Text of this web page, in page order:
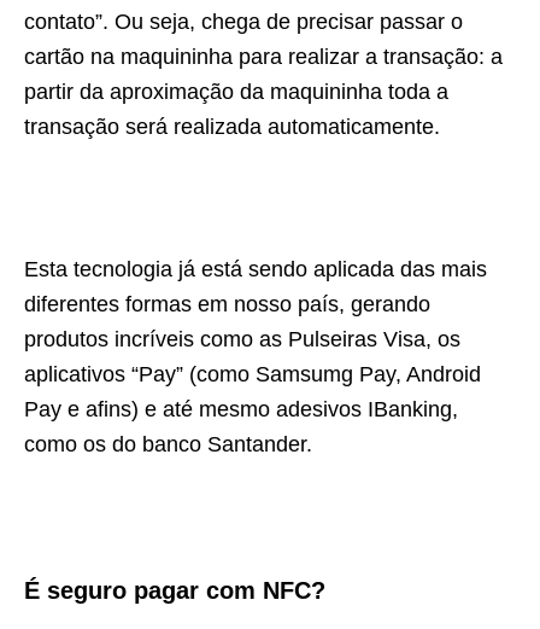
contato”. Ou seja, chega de precisar passar o
cartão na maquininha para realizar a transação: a
partir da aproximação da maquininha toda a
transação será realizada automaticamente.
Esta tecnologia já está sendo aplicada das mais
diferentes formas em nosso país, gerando
produtos incríveis como as Pulseiras Visa, os
aplicativos “Pay” (como Samsumg Pay, Android
Pay e afins) e até mesmo adesivos IBanking,
como os do banco Santander.
É seguro pagar com NFC?